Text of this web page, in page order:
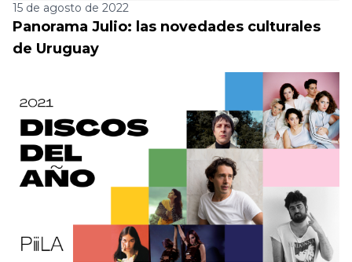
15 de agosto de 2022
Panorama Julio: las novedades culturales
de Uruguay